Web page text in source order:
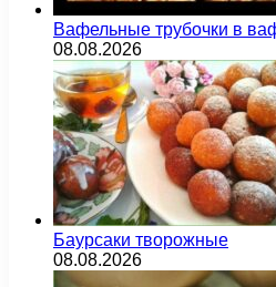
Вафельные трубочки в
08.08.2026
Баурсаки творожные
08.08.2026